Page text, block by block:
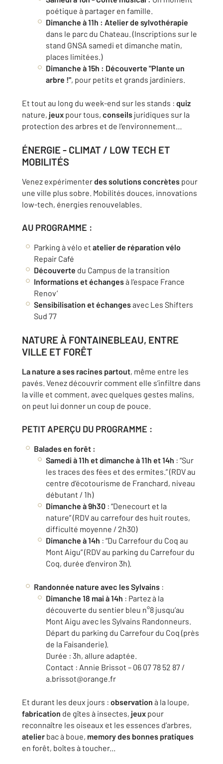
poétique à partager en famille.
Dimanche à 11h : Atelier de sylvothérapie
dans le parc du Chateau. (Inscriptions sur le
stand GNSA samedi et dimanche matin,
places limitées.)
Dimanche à 15h : Découverte "Plante un
arbre !", pour petits et grands jardiniers.
Et tout au long du week-end sur les stands : quiz
nature, jeux pour tous, conseils juridiques sur la
protection des arbres et de l’environnement…
ÉNERGIE - CLIMAT / LOW TECH ET
MOBILITÉS
Venez expérimenterdes solutions concrètes pour
une ville plus sobre. Mobilités douces, innovations
low-tech, énergies renouvelables.
AU PROGRAMME :
Parking à vélo et atelier de réparation vélo
Repair Café
Découverte du Campus de la transition
Informations et échangesà l’espace France
Renov’
Sensibilisation et échangesavec Les Shifters
Sud 77
NATURE À FONTAINEBLEAU, ENTRE
VILLE ET FORÊT
La nature a ses racines partout, même entre les
pavés. Venez découvrir comment elle s’infiltre dans
la ville et comment, avec quelques gestes malins,
on peut lui donner un coup de pouce.
PETIT APERÇU DU PROGRAMME :
Balades en forêt :
Samedi à 11h et dimanche à 11h et 14h : “Sur
les traces des fées et des ermites.” (RDV au
centre d’écotourisme de Franchard, niveau
débutant / 1h)
Dimanche à 9h30 : “Denecourt et la
nature” (RDV au carrefour des huit routes,
difficulté moyenne / 2h30)
Dimanche à 14h : “Du Carrefour du Coq au
Mont Aigu” (RDV au parking du Carrefour du
Coq, durée d’environ 3h).
Randonnée nature avec les Sylvains :
Dimanche 18 mai à 14h : Partez à la
découverte du sentier bleu n°8 jusqu’au
Mont Aigu avec les Sylvains Randonneurs.
Départ du parking du Carrefour du Coq (près
de la Faisanderie).
Durée : 3h, allure adaptée.
Contact : Annie Brissot – 06 07 78 52 87 /
a.brissot@orange.fr
Et durant les deux jours : observation à la loupe,
fabrication de gîtes à insectes, jeux pour
reconnaître les oiseaux et les essences d’arbres,
atelier bac à boue, memory des bonnes pratiques
en forêt, boîtes à toucher...